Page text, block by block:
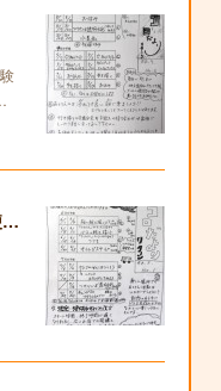
4月からカインズクラス発動！お便りも復活します！